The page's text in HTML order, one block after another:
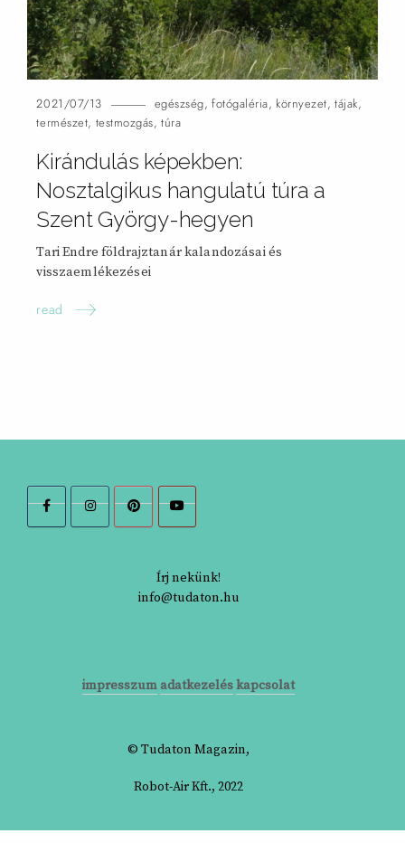
2021/07/13 egészség,fotógaléria, környezet,tájak,
természet, testmozgás,túra
Kirándulás képekben:
Nosztalgikus hangulatú túra a
Szent György-hegyen
Tari Endre földrajztanár kalandozásai és
visszaemlékezései
read
Írj nekünk!
info@tudaton.hu
impresszum adatkezeléskapcsolat
© Tudaton Magazin,
Robot-Air Kft., 2022